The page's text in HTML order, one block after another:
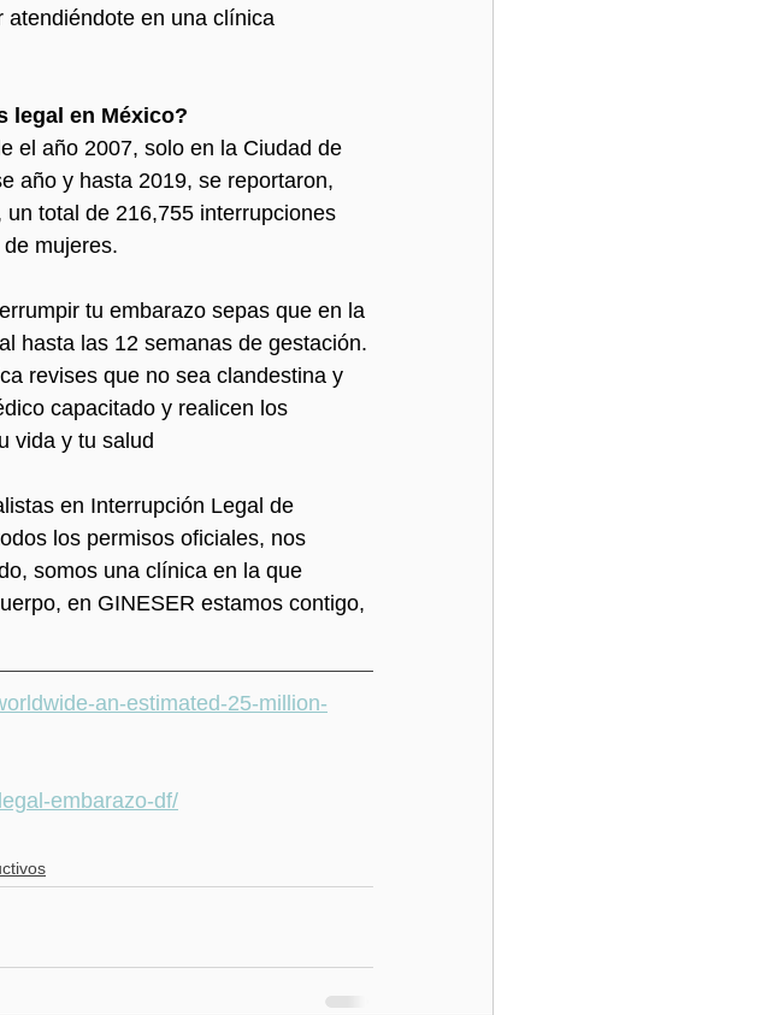
atendiéndote en una clínica
legal en México?
el año 2007, solo en la Ciudad de
año y hasta 2019, se reportaron,
total de 216,755 interrupciones
mujeres.
tu embarazo sepas que en la
hasta las 12 semanas de gestación.
revises que no sea clandestina y
capacitado y realicen los
vida y tu salud
en Interrupción Legal de
los permisos oficiales, nos
somos una clínica en la que
en GINESER estamos contigo,
an-estimated-25-million-
embarazo-df/